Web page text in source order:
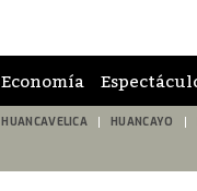
Economía
HUANCAVELICA HUANCAYO